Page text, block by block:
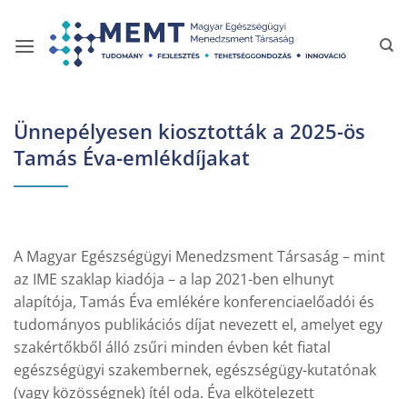
content
Ünnepélyesen kiosztották a 2025-ös
Tamás Éva-emlékdíjakat
A Magyar Egészségügyi Menedzsment Társaság – mint
az IME szaklap kiadója – a lap 2021-ben elhunyt
alapítója, Tamás Éva emlékére konferenciaelőadói és
tudományos publikációs díjat nevezett el, amelyet egy
szakértőkből álló zsűri minden évben két fiatal
egészségügyi szakembernek, egészségügy-kutatónak
(vagy közösségnek) ítél oda. Éva elkötelezett